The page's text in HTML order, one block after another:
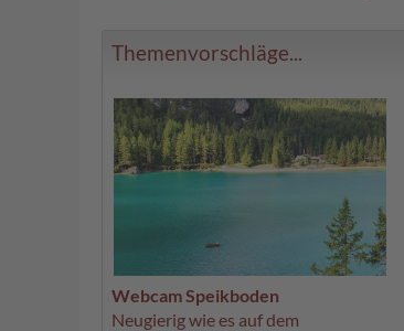
Themenvorschläge...
Webcam Speikboden
Neugierig wie es auf dem